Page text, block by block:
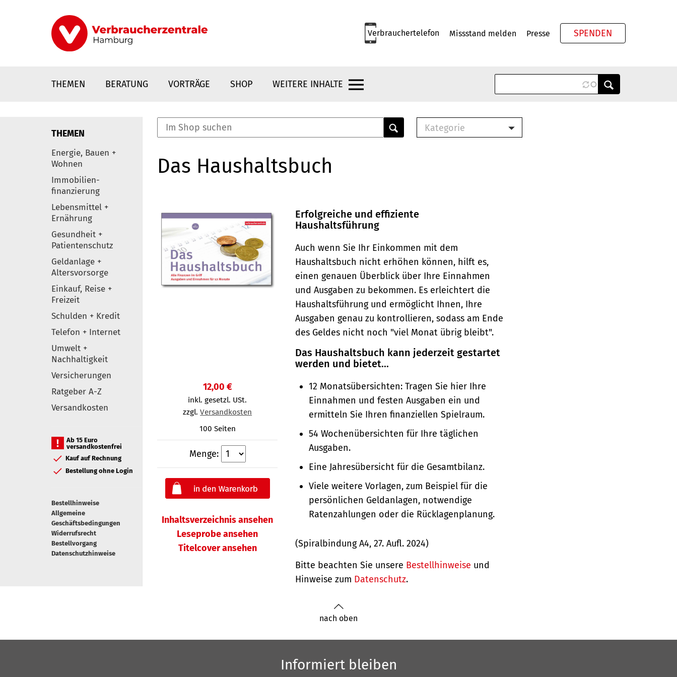
Verbrauchertelefon Missstand melden Presse SPENDEN
THEMEN BERATUNG VORTRÄGE SHOP WEITERE INHALTE
Elemente
THEMEN
Energie, Bauen +
Wohnen
Immobilien-
finanzierung
Lebensmittel +
Ernährung
Gesundheit +
Patientenschutz
Geldanlage +
Altersvorsorge
Einkauf, Reise +
Freizeit
Schulden + Kredit
Telefon + Internet
Umwelt +
Nachhaltigkeit
Versicherungen
Ratgeber A-Z
Versandkosten
Ab 15 Euro
versandkostenfrei
Kauf auf Rechnung
Bestellung ohne Login
Bestellhinweise
Allgemeine
Geschäftsbedingungen
Widerrufsrecht
Bestellvorgang
Datenschutzhinweise
Kategorie
Das Haushaltsbuch
12,00 €
inkl. gesetzl. USt.
zzgl.Versandkosten
100 Seiten
Menge:
Inhaltsverzeichnis ansehen
Leseprobe ansehen
Titelcover ansehen
Erfolgreiche und effiziente
Haushaltsführung
Auch wenn Sie Ihr Einkommen mit dem
Haushaltsbuch nicht erhöhen können, hilft es,
einen genauen Überblick über Ihre Einnahmen
und Ausgaben zu bekommen. Es erleichtert die
Haushaltsführung und ermöglicht Ihnen, Ihre
Ausgaben genau zu kontrollieren, sodass am Ende
des Geldes nicht noch "viel Monat übrig bleibt".
Das Haushaltsbuch kann jederzeit gestartet
werden und bietet...
12 Monatsübersichten: Tragen Sie hier Ihre
Einnahmen und festen Ausgaben ein und
ermitteln Sie Ihren finanziellen Spielraum.
54 Wochenübersichten für Ihre täglichen
Ausgaben.
Eine Jahresübersicht für die Gesamtbilanz.
Viele weitere Vorlagen, zum Beispiel für die
persönlichen Geldanlagen, notwendige
Ratenzahlungen oder die Rücklagenplanung.
(Spiralbindung A4, 27. Aufl. 2024)
Bitte beachten Sie unsere Bestellhinweise und
Hinweise zum Datenschutz.
nach oben
Informiert bleiben